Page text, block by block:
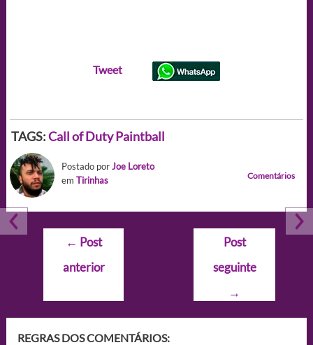
Tweet
TAGS:Call of DutyPaintball
Postado porJoe Loreto
em Tirinhas Comentários
Navegação
Post
← Post
anterior
Post
seguinte
→
REGRAS DOS COMENTÁRIOS: